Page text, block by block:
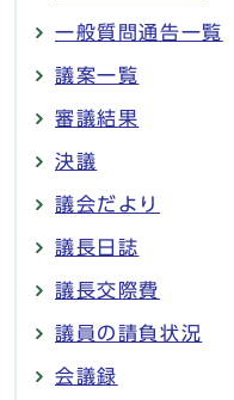
一般質問通告一覧
議案一覧
審議結果
決議
議会だより
議長日誌
議長交際費
議員の請負状況
会議録